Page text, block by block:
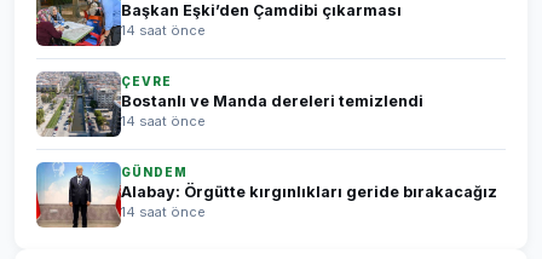
Başkan Eşki’den Çamdibi çıkarması
14 saat önce
ÇEVRE
Bostanlı ve Manda dereleri temizlendi
14 saat önce
GÜNDEM
Alabay: Örgütte kırgınlıkları geride bırakacağız
14 saat önce